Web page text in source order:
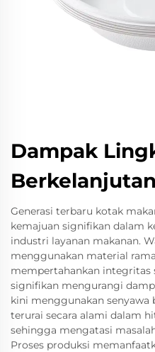
Dampak
Berkelanjutan
Generasi terbaru kotak
kemajuan signifikan dalam
industri layanan makanan.
menggunakan material
mempertahankan integritas
signifikan mengurangi
kini menggunakan senyawa
terurai secara alami dalam
sehingga mengatasi
Proses produksi